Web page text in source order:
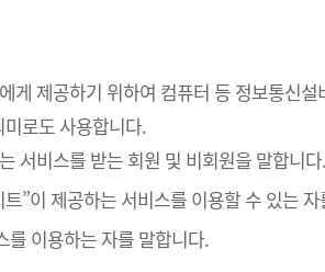
제공하기 위하여 컴퓨터 등 정보통신
로도 사용합니다.
서비스를 받는 회원 및 비회원을 말합니다.
”이 제공하는 서비스를 이용할 수 있는
를 이용하는 자를 말합니다.